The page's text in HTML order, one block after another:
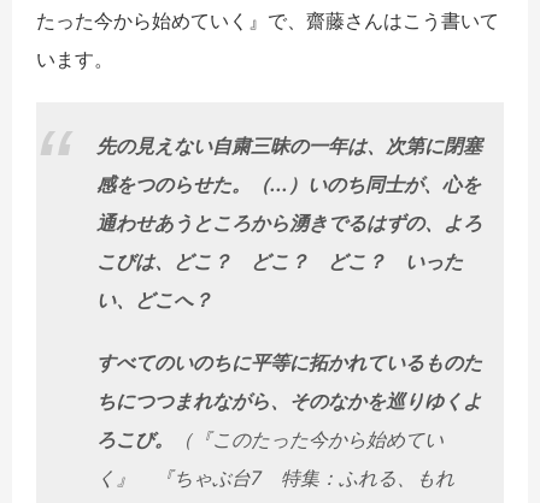
たった今から始めていく』で、齋藤さんはこう書いて
います。
先の見えない自粛三昧の一年は、次第に閉塞
感をつのらせた。（...）いのち同士が、心を
通わせあうところから湧きでるはずの、よろ
こびは、どこ？ どこ？ どこ？ いった
い、どこへ？
すべてのいのちに平等に拓かれているものた
ちにつつまれながら、そのなかを巡りゆくよ
ろこび。
（『このたった今から始めてい
く』 『ちゃぶ台7 特集：ふれる、もれ